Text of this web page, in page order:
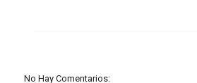
No Hay Comentarios: